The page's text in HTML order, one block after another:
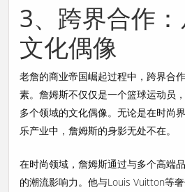
3、跨界合作
文化偶像
老詹的商业帝国崛起过程中，跨界合
素。詹姆斯不仅仅是一个篮球运动员
多个领域的文化偶像。无论是在时尚
乐产业中，詹姆斯的身影无处不在。
在时尚领域，詹姆斯通过与多个高端
的潮流影响力。他与Louis Vuitton等